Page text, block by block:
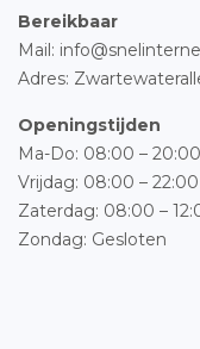
Bereikbaar
Mail:
Adres:
Openingstijden
Ma-Do: 08:00 – 20:00
Vrijdag: 08:00 – 22:00
Zaterdag: 08:00 –
Zondag: Gesloten